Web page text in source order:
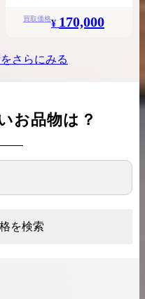
買取価格¥ 170,000
さらにみる
お品物は？
を検索